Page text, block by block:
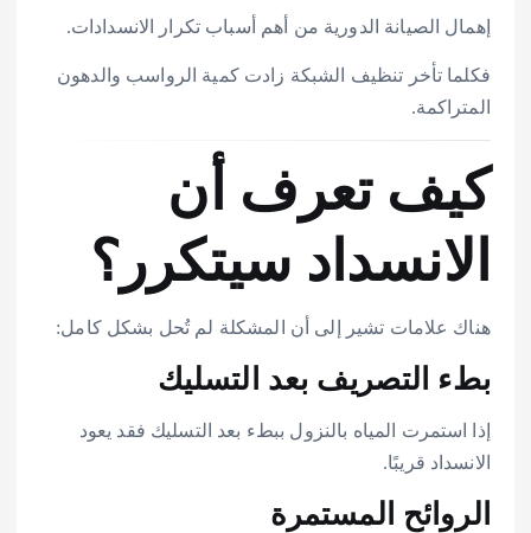
إهمال الصيانة الدورية من أهم أسباب تكرار الانسدادات.
فكلما تأخر تنظيف الشبكة زادت كمية الرواسب والدهون
المتراكمة.
كيف تعرف أن
الانسداد سيتكرر؟
هناك علامات تشير إلى أن المشكلة لم تُحل بشكل كامل:
بطء التصريف بعد التسليك
إذا استمرت المياه بالنزول ببطء بعد التسليك فقد يعود
الانسداد قريبًا.
الروائح المستمرة